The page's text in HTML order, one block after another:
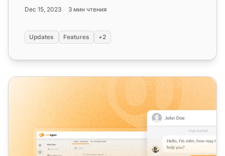
Dec 15, 2023 3 мин чтения
Updates Features +2
Ежемесячные обновления LiveAgent: выпуск апреля